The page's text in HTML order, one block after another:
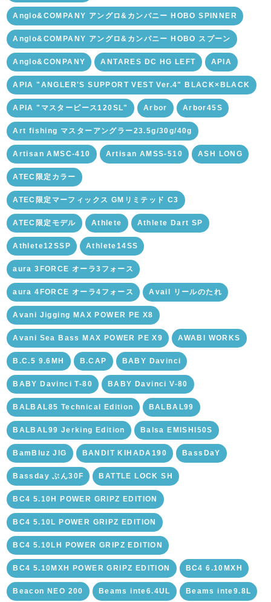
Anglo&COMPANY アングロ&カンパニー HOBO SPINNER
Anglo&COMPANY アングロ&カンパニー HOBO スプーン
Anglo&CONPANY ANTARES DC HG LEFT APIA
APIA "ANGLER'S SUPPORT VEST Ver.4" BLACK×BLACK
APIA "マスターピース120SL" Arbor Arbor45S
Art fishing マスターアングラー23.5g/30g/40g
Artisan AMSC-410 Artisan AMSS-510 ASH LONG
ATEC限定カラー
ATEC限定マーフィックス GMリミテッド C3
ATEC限定モデル Athlete Athlete Dart SP
Athlete12SSP Athlete14SS
aura 3FORCE オーラ3フォース
aura 4FORCE オーラ4フォース Avail リールのたれ
Avani Jigging MAX POWER PE X8
Avani Sea Bass MAX POWER PE X9 AWABI WORKS
B.C.5 9.6MH B.CAP BABY Davinci
BABY Davinci T-80 BABY Davinci V-80
BALBAL85 Technical Edition BALBAL99
BALBAL99 Jerking Edition Balsa EMISHI50S
BamBluz JIG BANDIT KIHADA190 BassDaY
Bassday ぶん30F BATTLE LOCK SH
BC4 5.10H POWER GRIPZ EDITION
BC4 5.10L POWER GRIPZ EDITION
BC4 5.10LH POWER GRIPZ EDITION
BC4 5.10MXH POWER GRIPZ EDITION BC4 6.10MXH
Beacon NEO 200 Beams inte6.4UL Beams inte9.8L